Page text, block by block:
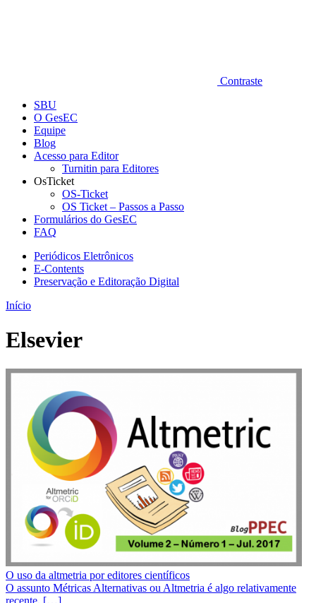
Contraste
SBU
O GesEC
Equipe
Blog
Acesso para Editor
Turnitin para Editores
OsTicket
OS-Ticket
OS Ticket – Passos a Passo
Formulários do GesEC
FAQ
Periódicos Eletrônicos
E-Contents
Preservação e Editoração Digital
Início
Elsevier
O uso da altmetria por editores científicos
O assunto Métricas Alternativas ou Altmetria é algo relativamente
recente, […]